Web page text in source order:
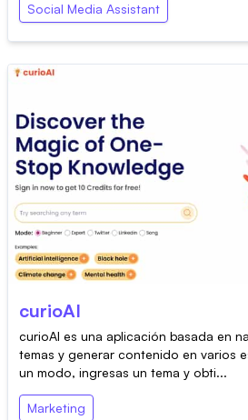
Social Media Assistant
curioAI
curioAI es una aplicación basada en
temas y generar contenido en varios
un modo, ingresas un tema y obti...
Marketing